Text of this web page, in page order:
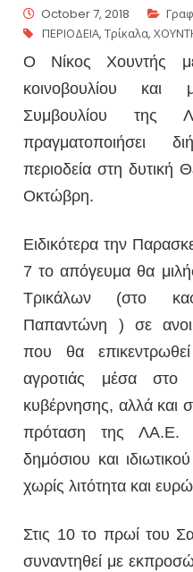
October 7, 2018
ΠΕΡΙΟΔΕΙΑ,Τρίκαλα,
Ο Νίκος Χουντής
κοινοβουλίου και
Συμβουλίου της
πραγματοποιήσει
περιοδεία στη δυτική
Οκτώβρη.
Ειδικότερα την
7 το απόγευμα θα
Τρικάλων (στο
Παπαντώνη ) σε
που θα
αγροτιάς μέσα στο
κυβέρνησης, αλλά και
πρόταση της ΛΑ.Ε.
δημόσιου και
χωρίς λιτότητα και
Στις 10 το πρωί του
συναντηθεί με